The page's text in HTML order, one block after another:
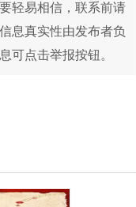
轻易相信，联系前请
息真实性由发布者负
可点击举报按钮。